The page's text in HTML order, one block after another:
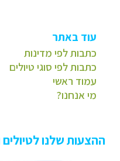
עוד באתר
כתבות לפי מדינות
כתבות לפי סוגי טיולים
עמוד ראשי
מי אנחנו?
ההצעות שלנו